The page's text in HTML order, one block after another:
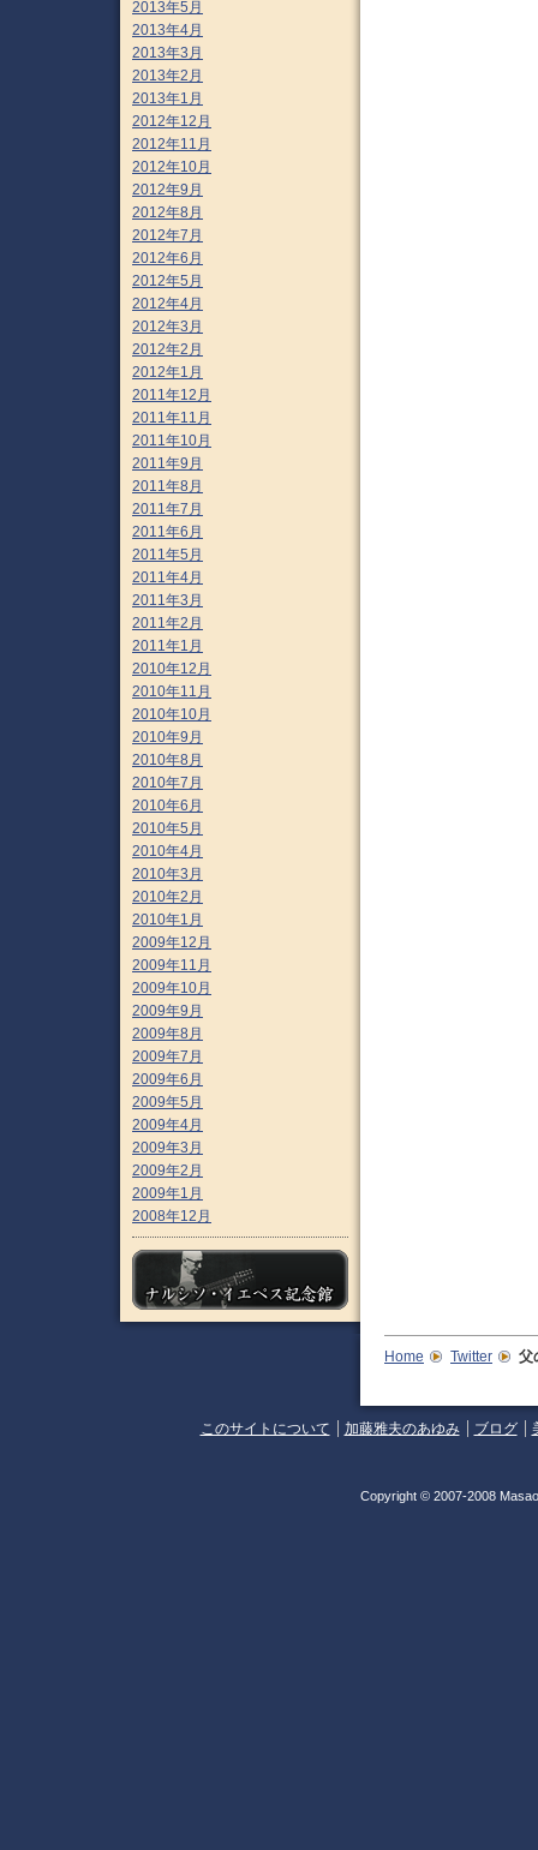
2013年5月
2013年4月
2013年3月
2013年2月
2013年1月
2012年12月
2012年11月
2012年10月
2012年9月
2012年8月
2012年7月
2012年6月
2012年5月
2012年4月
2012年3月
2012年2月
2012年1月
2011年12月
2011年11月
2011年10月
2011年9月
2011年8月
2011年7月
2011年6月
2011年5月
2011年4月
2011年3月
2011年2月
2011年1月
2010年12月
2010年11月
2010年10月
2010年9月
2010年8月
2010年7月
2010年6月
2010年5月
2010年4月
2010年3月
2010年2月
2010年1月
2009年12月
2009年11月
2009年10月
2009年9月
2009年8月
2009年7月
2009年6月
2009年5月
2009年4月
2009年3月
2009年2月
2009年1月
2008年12月
Home Twitter 父
このサイトについて 加藤雅夫のあゆみ ブログ
Copyright © 2007-2008